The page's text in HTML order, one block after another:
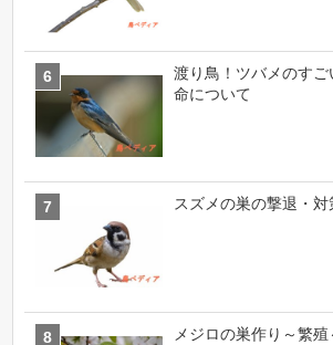
渡り鳥！ツバメのす
命について
スズメの巣の撃退・対
メジロの巣作り～繁